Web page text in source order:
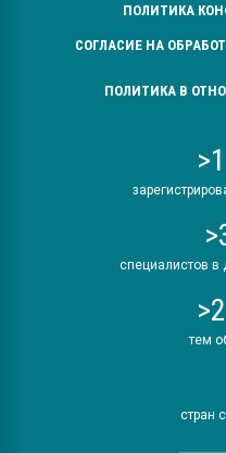
ПОЛИТИКА
СОГЛАСИЕ НА
ПОЛИТИКА В
специалистов
тем
стран